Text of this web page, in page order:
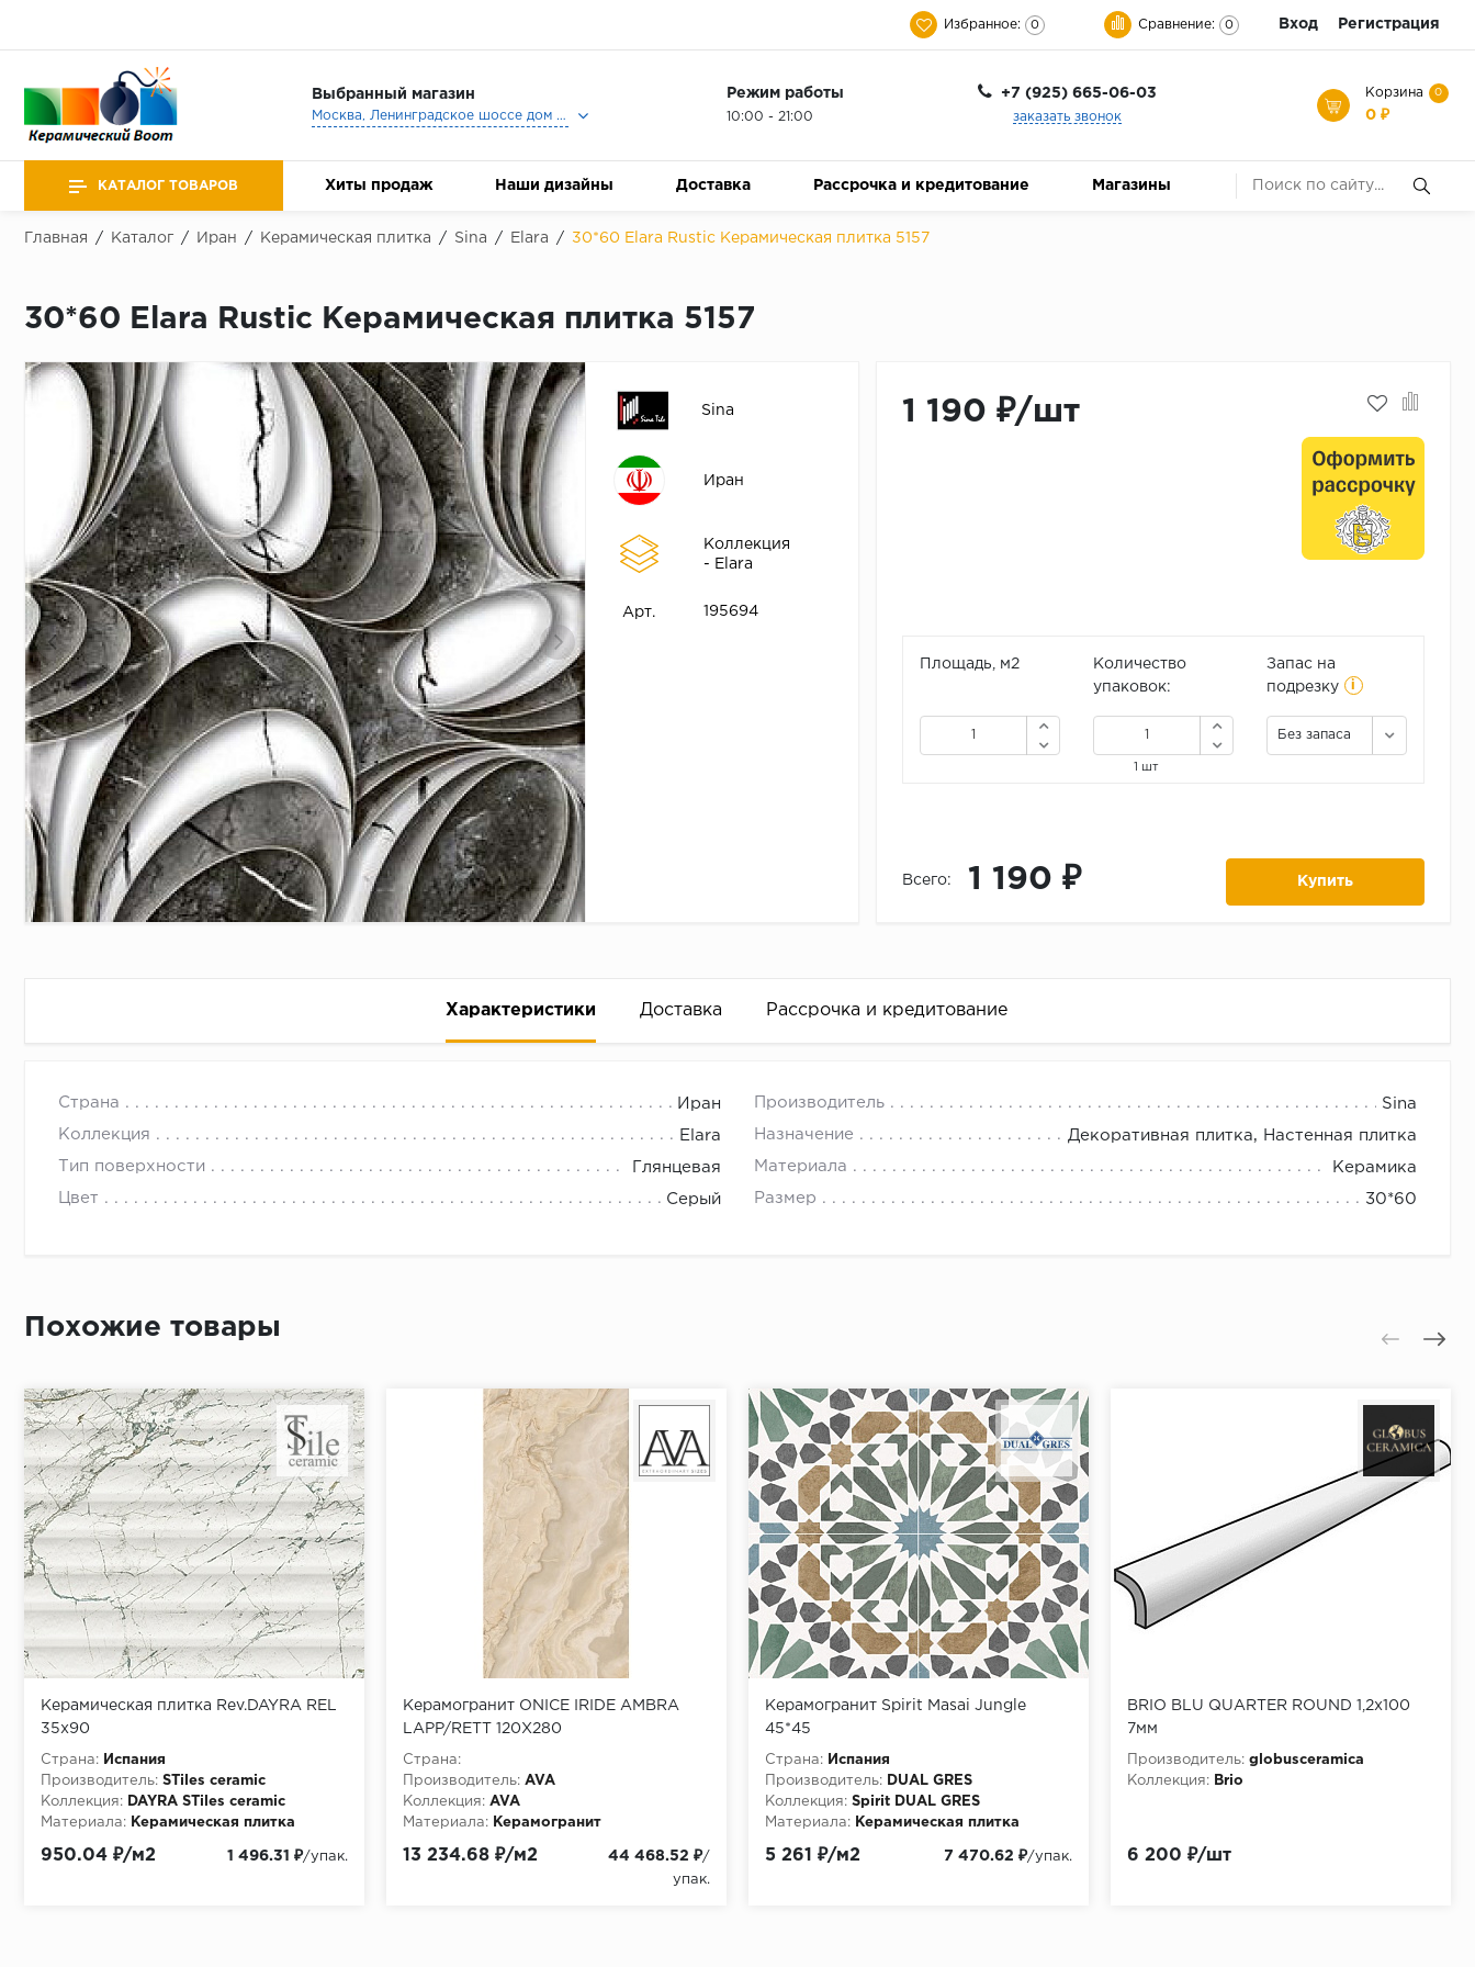
Избранное: 0 Сравнение: 0 Вход Регистрация
Выбранный магазин
Москва, Ленинградское шоссе дом 25, Торговый Центр Family Room, 2-ой этаж, Магазин Керамический Бум.
Режим работы
10:00 - 21:00
+7 (925) 665-06-03
заказать звонок
Корзина 0
0 ₽
КАТАЛОГ ТОВАРОВ Хиты продаж Наши дизайны Доставка Рассрочка и кредитование Магазины
Главная / Каталог / Иран / Керамическая плитка / Sina / Elara / 30*60 Elara Rustic Керамическая плитка 5157
30*60 Elara Rustic Керамическая плитка 5157
Sina
Иран
Коллекция
- Elara
Арт. 195694
1 190 ₽/шт
Площадь, м2
Количество
упаковок:
1 шт
Запас на
подрезку
i
Без запаса
Всего: 1 190 ₽ Купить
Характеристики Доставка Рассрочка и кредитование
Страна Иран Производитель Sina
Коллекция Elara Назначение Декоративная плитка, Настенная плитка
Тип поверхности Глянцевая Материала Керамика
Цвет Серый Размер
30*60
Подписание договора доступным способом: в магазине, на встрече с представителем или по СМС
Достаточно только паспорта
Похожие товары
Керамическая плитка Rev.DAYRA REL
35x90
Страна:
Испания
Производитель: STiles ceramic
Коллекция:
DAYRA STiles ceramic
Материала:
Керамическая плитка
950.04 ₽/м2 1 496.31 ₽/упак.
Керамогранит ONICE IRIDE AMBRA
LAPP/RETT 120X280
Страна:
Производитель: AVA
Коллекция: AVA
Материала:
Керамогранит
13 234.68 ₽/м2 44 468.52 ₽/
упак.
Керамогранит Spirit Masai Jungle
45*45
Страна:
Испания
Производитель:
DUAL GRES
Коллекция: Spirit DUAL GRES
Материала:
Керамическая плитка
5 261 ₽/м2 7 470.62 ₽/упак.
BRIO BLU QUARTER ROUND 1,2x100
7мм
Производитель: globusceramica
Коллекция:
Brio
6 200 ₽/шт